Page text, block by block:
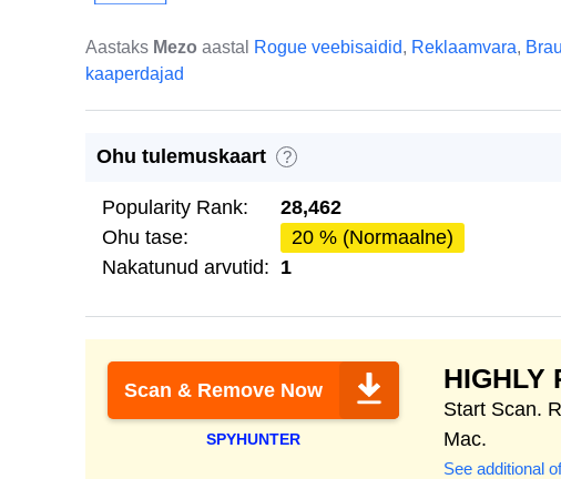
Aastaks Mezo aastal Rogue veebisaidid, Reklaamvara,
kaaperdajad
Ohu tulemuskaart ?
Popularity Rank:
28,462
Ohu tase:
20 % (Normaalne)
Nakatunud arvutid: 1
Scan & Remove Now
SPYHUNTER
HIGHLY
Start Scan.
Mac.
See additional